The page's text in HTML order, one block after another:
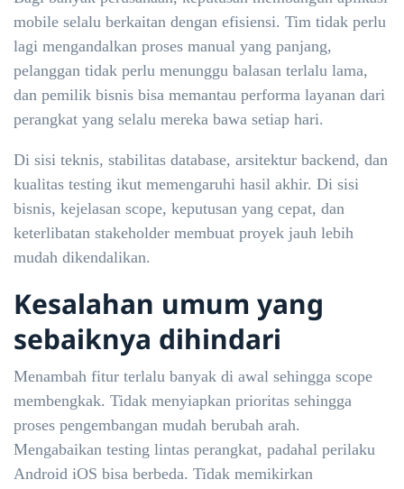
mobile selalu berkaitan dengan efisiensi. Tim tidak perlu
lagi mengandalkan proses manual yang panjang,
pelanggan tidak perlu menunggu balasan terlalu lama,
dan pemilik bisnis bisa memantau performa layanan dari
perangkat yang selalu mereka bawa setiap hari.
Di sisi teknis, stabilitas database, arsitektur backend, dan
kualitas testing ikut memengaruhi hasil akhir. Di sisi
bisnis, kejelasan scope, keputusan yang cepat, dan
keterlibatan stakeholder membuat proyek jauh lebih
mudah dikendalikan.
Kesalahan umum yang
sebaiknya dihindari
Menambah fitur terlalu banyak di awal sehingga scope
membengkak. Tidak menyiapkan prioritas sehingga
proses pengembangan mudah berubah arah.
Mengabaikan testing lintas perangkat, padahal perilaku
Android iOS bisa berbeda. Tidak memikirkan